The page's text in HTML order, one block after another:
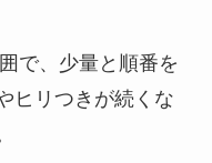
で、少量と順番を
ヒリつきが続くな